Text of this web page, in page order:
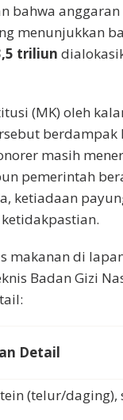
bahwa
menunjukkan
triliun
(MK) oleh
berdampak
masih
pemerintah
ketiadaan
makanan di
Badan Gizi
Detail
(telur/daging),